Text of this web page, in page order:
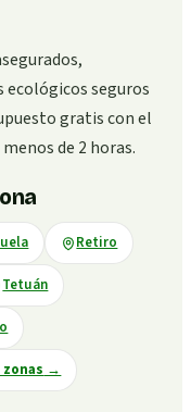
seguros
gratis con el
de 2 horas.
Retiro
Tetuán
→